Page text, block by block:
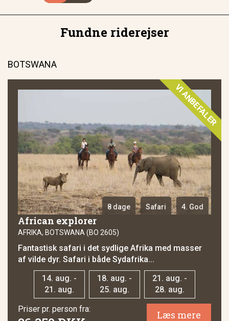
Fundne riderejser
BOTSWANA
VI ANBEFALER
8 dage Safari 4. God
African explorer
AFRIKA, BOTSWANA (BO 2605)
Fantastisk safari i det sydlige Afrika med masser
af vilde dyr. Safari i både Sydafrika...
14. aug. -
21. aug.
18. aug. -
25. aug.
21. aug. -
28. aug.
Priser pr. person fra:
Læs mere